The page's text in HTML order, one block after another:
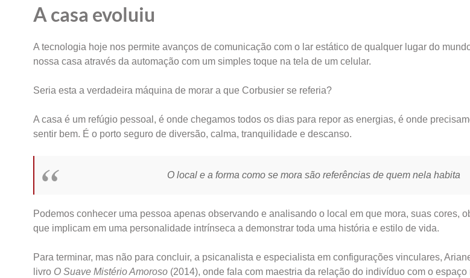
A casa evoluiu
A tecnologia hoje nos permite avanços de comunicação com o lar estático de qualquer lugar do
nossa casa através da automação com um simples toque na tela de um celular.
Seria esta a verdadeira máquina de morar a que Corbusier se referia?
A casa é um refúgio pessoal, é onde chegamos todos os dias para repor as energias, é onde
sentir bem. É o porto seguro de diversão, calma, tranquilidade e descanso.
O local e a forma como se mora são referências de quem nela habita
Podemos conhecer uma pessoa apenas observando e analisando o local em que mora, suas cores,
que implicam em uma personalidade intrínseca a demonstrar toda uma história e estilo de vida.
Para terminar, mas não para concluir, a psicanalista e especialista em configurações vinculares,
livro O Suave Mistério Amoroso (2014), onde fala com maestria da relação do indivíduo com o